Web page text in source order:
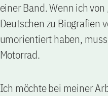
einer Band. Wenn ich
Deutschen zu Biografien
umorientiert haben,
Motorrad.
Ich möchte bei meiner